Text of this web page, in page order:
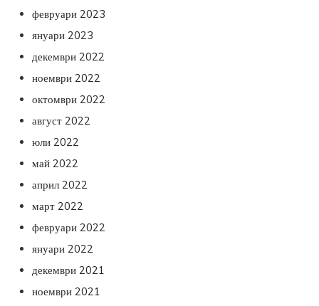
февруари 2023
януари 2023
декември 2022
ноември 2022
октомври 2022
август 2022
юли 2022
май 2022
април 2022
март 2022
февруари 2022
януари 2022
декември 2021
ноември 2021